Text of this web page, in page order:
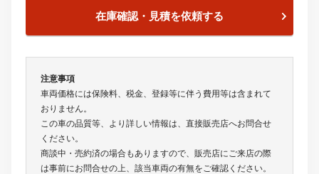
在庫確認・見積を依頼する
注意事項
車両価格には保険料、税金、登録等に伴う費用等は含まれて
おりません。
この車の品質等、より詳しい情報は、直接販売店へお問合せ
ください。
商談中・売約済の場合もありますので、販売店にご来店の際
は事前にお問合せの上、該当車両の有無をご確認ください。